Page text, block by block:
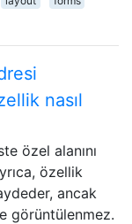
nasıl
özel alanını
özellik
ancak
görüntülenmez.